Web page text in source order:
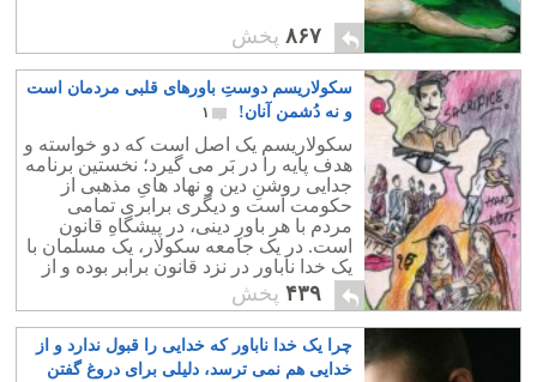
۸۶۷ پخش
سکولاریسم دوستِ باورهای قلبی مردمان است
و نه دُشمن آنان!
۱
سکولاریسم یک اصل است که دو خواسته و
هدف پایه را در بَر می گیرد؛ نخستین برنامه
جدایی روشنِ دین و نهاد هایِ مذهبی از
حکومت است و دیگری برابری تمامی
مردم با هر باورِ دینی، در پیشگاهِ قانون
است. در یک جامعه سکولار، یک مسلمان با
یک خدا ناباور در نزد قانون برابر بوده و از
حقوق یکسانی برخوردار است.
۴۳۹ پخش
چرا یک خدا ناباور که خدایی را قبول ندارد و از
خدایی هم نمی ترسد، دلیلی برای دروغ گفتن